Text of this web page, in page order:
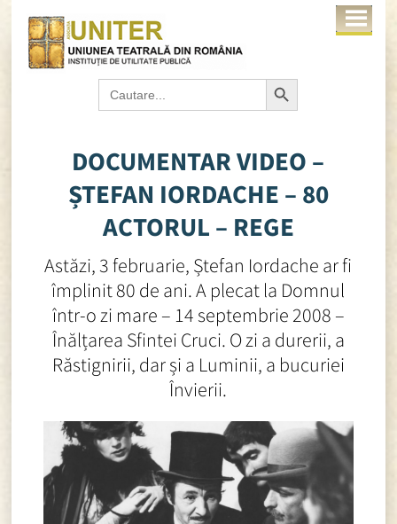
Search
for:
Search Button
DOCUMENTAR VIDEO –
ȘTEFAN IORDACHE – 80
ACTORUL – REGE
Astăzi, 3 februarie, Ștefan Iordache ar fi
împlinit 80 de ani. A plecat la Domnul
într-o zi mare – 14 septembrie 2008 –
Înălțarea Sfintei Cruci. O zi a durerii, a
Răstignirii, dar și a Luminii, a bucuriei
Învierii.